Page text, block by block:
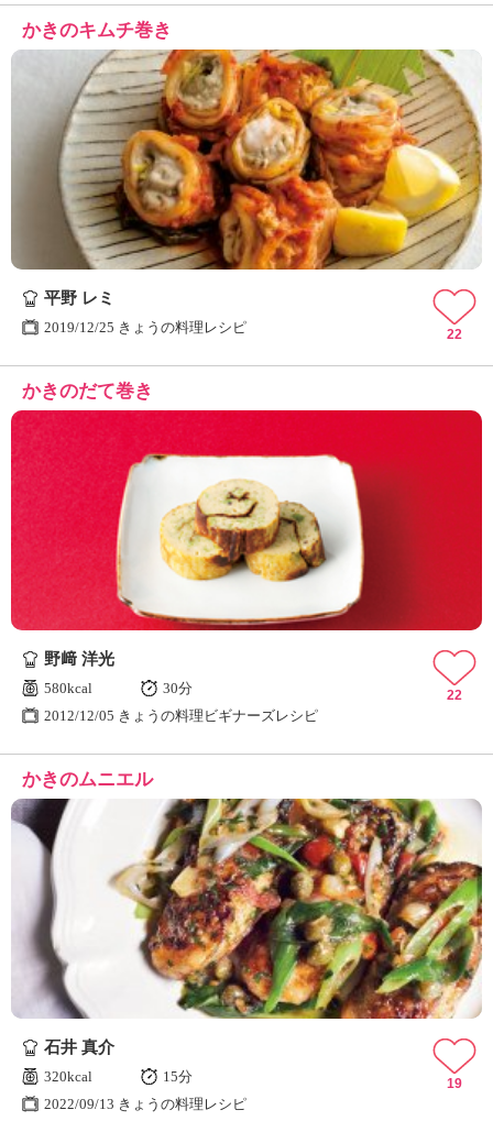
かきのキムチ巻き
平野 レミ
2019/12/25 きょうの料理レシピ 22
かきのだて巻き
野﨑 洋光
580kcal
30分
2012/12/05 きょうの料理ビギナーズレシピ
22
かきのムニエル
石井 真介
320kcal
15分
2022/09/13 きょうの料理レシピ
19